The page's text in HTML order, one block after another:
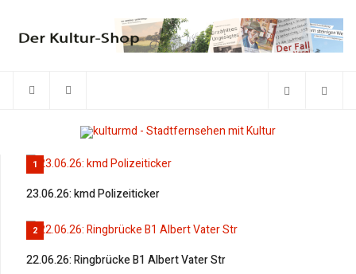
1
23.06.26: kmd Polizeiticker
2
22.06.26: Ringbrücke B1 Albert Vater Str